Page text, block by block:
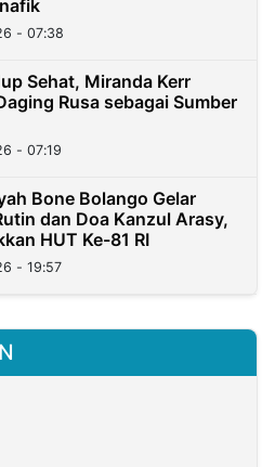
- 07:38
Sehat, Miranda Kerr
Rusa sebagai Sumber
- 07:19
Bone Bolango Gelar
dan Doa Kanzul Arasy,
HUT Ke-81 RI
- 19:57